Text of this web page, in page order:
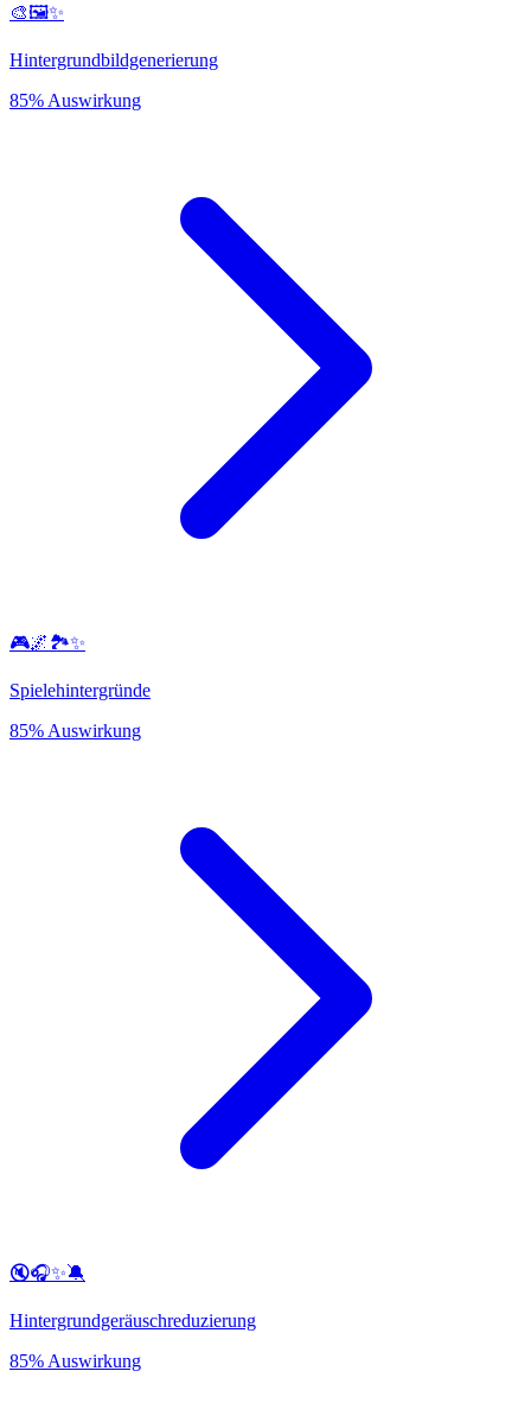
🎨🖼️✨
Hintergrundbildgenerierung
85% Auswirkung
🎮🌌🏞️✨
Spielehintergründe
85% Auswirkung
🔇🎧✨🔕
Hintergrundgeräuschreduzierung
85% Auswirkung